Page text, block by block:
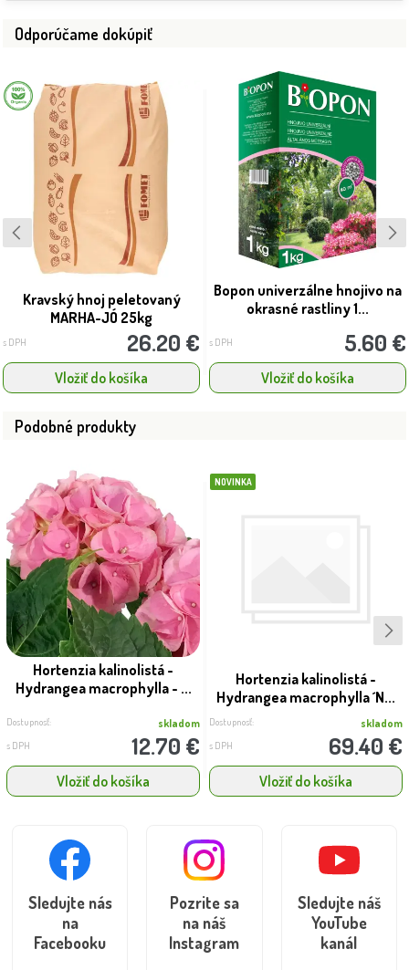
Odporúčame dokúpiť
Kravský hnoj peletovaný
MARHA-JÓ 25kg
s DPH 26.20 €
Vložiť do košíka
Bopon univerzálne hnojivo na
okrasné rastliny 1...
s DPH 5.60 €
Vložiť do košíka
Podobné produkty
Hortenzia kalinolistá -
Hydrangea macrophylla - ...
Dostupnosť: skladom
s DPH 12.70 €
Vložiť do košíka
NOVINKA
Hortenzia kalinolistá -
Hydrangea macrophylla ´N...
Dostupnosť: skladom
s DPH 69.40 €
Vložiť do košíka
Sledujte nás
na
Facebooku
Pozrite sa
na náš
Instagram
Sledujte náš
YouTube
kanál